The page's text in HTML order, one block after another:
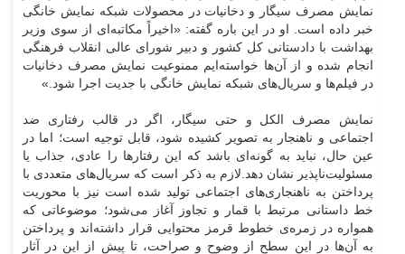
نمایش مصرف سیگار و دخانیات در محصولات شبکه نمایش خانگی
خبر داده است. او در این باره گفته: «اخیراً مکاتبه‌ای از سوی وزیر
بهداشت با دادستانی کل کشور و دبیر شورای عالی انقلاب فرهنگی
انجام شده و از آن‌ها خواسته‌ایم ممنوعیت نمایش مصرف دخانیات
در فیلم‌ها و سریال‌های شبکه نمایش خانگی با جدیت اجرا شود.»
نمایش مصرف الکل و حتی سیگار، اگر در قالب رفتاری ضد
اجتماعی و ناهنجار به تصویر کشیده شود، قابل توجیه است؛ اما در
عین حال، نباید به گونه‌ای باشد که این رفتارها را عادی، جذاب یا
مسئولیت‌ناپذیر نشان دهد. لازم به ذکر است که سریال‌های متعددی با
پرداختن به ناهنجاری‌های اجتماعی تولید شده است نیز با محوریت
خط داستانی مرتبط با قمار و تجاوز آغاز می‌شود؛ موضوعاتی که
همواره در زمره‌ی خطوط قرمز محتوایی قرار داشته‌اند و پرداختن
به آن‌ها در این سطح از وضوح و صراحت، تا پیش از این در آثار